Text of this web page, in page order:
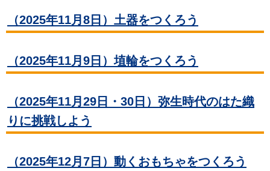
（2025年11月8日）土器をつくろう
（2025年11月9日）埴輪をつくろう
（2025年11月29日・30日）弥生時代のはた織
りに挑戦しよう
（2025年12月7日）動くおもちゃをつくろう